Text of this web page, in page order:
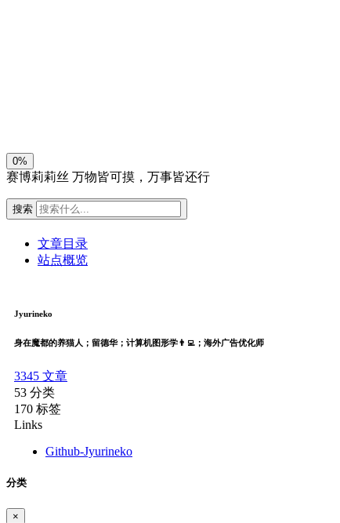
0%
赛博莉莉丝 万物皆可摸，万事皆还行
搜索
文章目录
站点概览
Jyurineko
身在魔都的养猫人；留德华；计算机图形学👨‍💻；海外广告优化师
3345 文章
53 分类
170 标签
Links
Github-Jyurineko
分类
×